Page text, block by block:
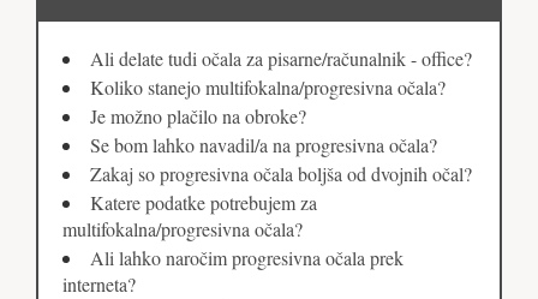
Ali delate tudi očala za pisarne/računalnik - office?
Koliko stanejo multifokalna/progresivna očala?
Je možno plačilo na obroke?
Se bom lahko navadil/a na progresivna očala?
Zakaj so progresivna očala boljša od dvojnih očal?
Katere podatke potrebujem za
multifokalna/progresivna očala?
Ali lahko naročim progresivna očala prek
interneta?